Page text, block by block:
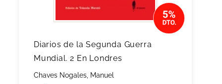
Diarios de la Segunda Guerra
Mundial. 2 En Londres
Chaves Nogales, Manuel